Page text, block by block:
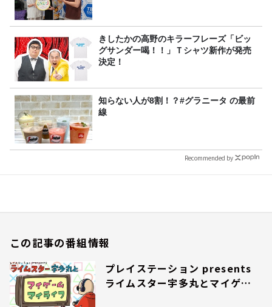
きしたかの高野のキラーフレーズ「ビッ
グサンダー喝！！」Ｔシャツ新作が発売
決定！
知らない人が8割！？#グラニータ の最前
線
Recommended by
この記事の番組情報
プレイステーション presents
ライムスター宇多丸とマイゲー